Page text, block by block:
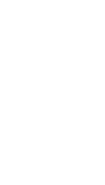
información